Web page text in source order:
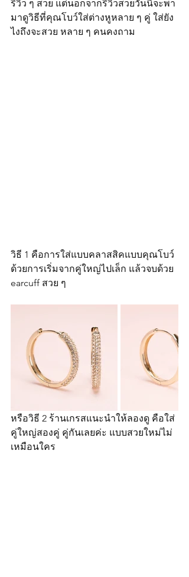
รีวิว ๆ สวย แต่นอกจากรีวิวสวยวันนี้จะพา
มาดูวิธีที่คุณโบว์ใส่ต่างหูหลาย ๆ คู่ ใส่ยัง
ไงถึงจะสวย หลาย ๆ คนคงถาม
วิธี 1 คือการใส่แบบคลาสสิคแบบคุณโบว์
ด้วยการเริ่มจากคู่ใหญ่ไปเล็ก แล้วจบด้วย
earcuff สวย ๆ
หรือวิธี 2 ร้านเกรสแนะนำให้ลองดู คือใส่
คู่ใหญ่สองคู่ คู่กันเลยค่ะ แบบสวยใหม่ไม่
เหมือนใคร